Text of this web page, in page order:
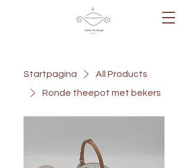
Startpagina
All Products
Ronde theepot met bekers